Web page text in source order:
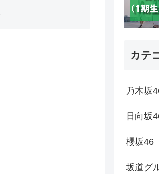
カテ
乃木坂
日向坂
櫻坂46
坂道グ